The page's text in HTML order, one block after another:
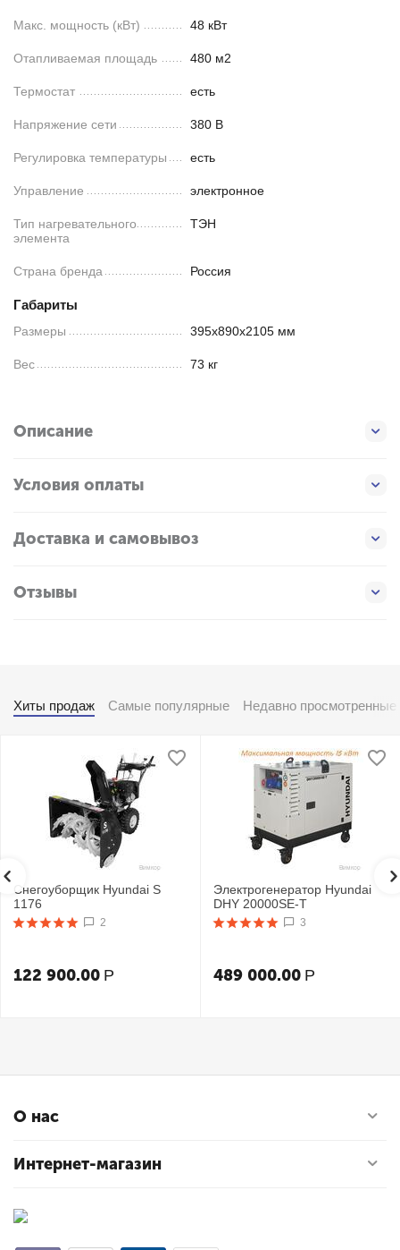
Макс. мощность (кВт) 48 кВт
Отапливаемая площадь 480 м2
Термостат есть
Напряжение сети 380 В
Регулировка температуры есть
Управление электронное
Тип нагревательного
элемента
ТЭН
Страна бренда Россия
Габариты
Размеры 395х890х2105 мм
Вес 73 кг
Описание
Условия оплаты
Доставка и самовывоз
Отзывы
Хиты продаж Самые популярные Недавно просмотренные
Снегоуборщик Hyundai S
1176
2
122 900.00 Р
Электрогенератор Hyundai
DHY 20000SE-T
3
489 000.00 Р
О нас
Интернет-магазин